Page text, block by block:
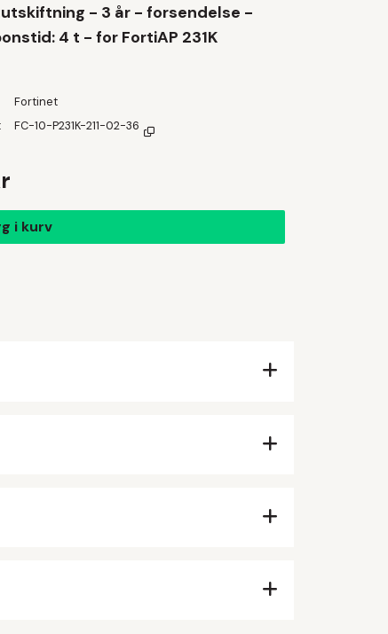
- 3 år - forsendelse -
4 t - for FortiAP 231K
Fortinet
FC-10-P231K-211-02-36
i kurv